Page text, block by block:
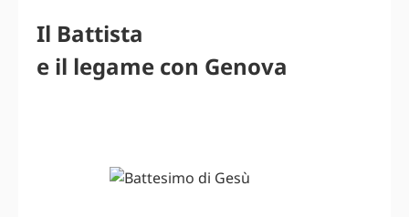
Il Battista
e il legame con Genova